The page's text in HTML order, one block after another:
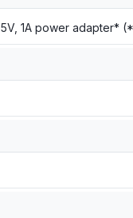
5V, 1A power adapter*